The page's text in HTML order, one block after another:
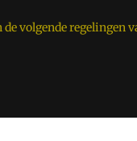
volgende regelingen